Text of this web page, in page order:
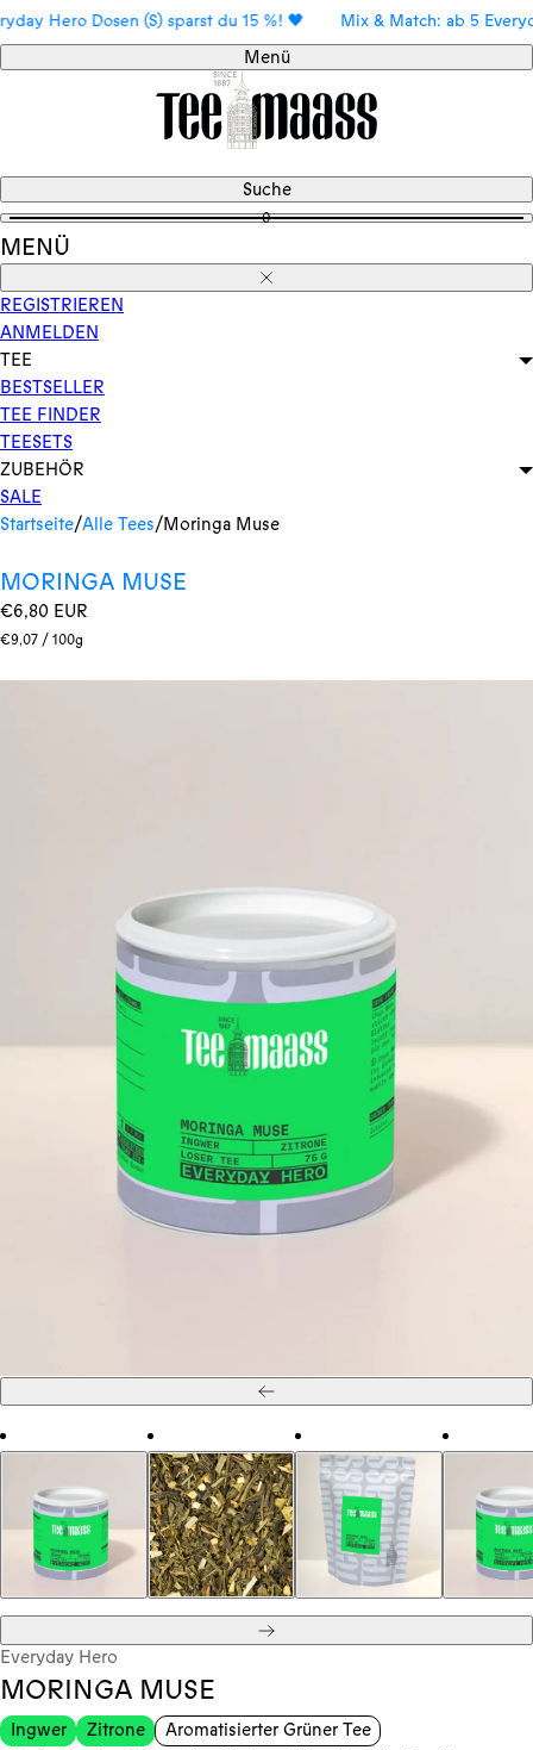
Direkt
zum
Inhalt
Dosen (S) sparst du 15 %! 🖤 Mix & Match: ab 5 Everyday
Menü
Suche
0
MENÜ
Schließen
REGISTRIEREN
ANMELDEN
TEE
BESTSELLER
TEE FINDER
TEESETS
ZUBEHÖR
SALE
Startseite/Alle Tees/Moringa Muse
MORINGA MUSE
Regulärer
Preis
€6,80 EUR
Stückpreis
€9,07/pro
100g
Everyday Hero
MORINGA MUSE
Ingwer Zitrone
Aromatisierter Grüner Tee